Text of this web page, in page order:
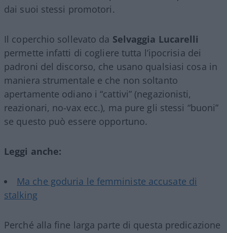
dai suoi stessi promotori.
Il coperchio sollevato da Selvaggia Lucarelli
permette infatti di cogliere tutta l’ipocrisia dei
padroni del discorso, che usano qualsiasi cosa in
maniera strumentale e che non soltanto
apertamente odiano i “cattivi” (negazionisti,
reazionari, no-vax ecc.), ma pure gli stessi “buoni”
se questo può essere opportuno.
Leggi anche:
Ma che goduria le femministe accusate di
stalking
Perché alla fine larga parte di questa predicazione